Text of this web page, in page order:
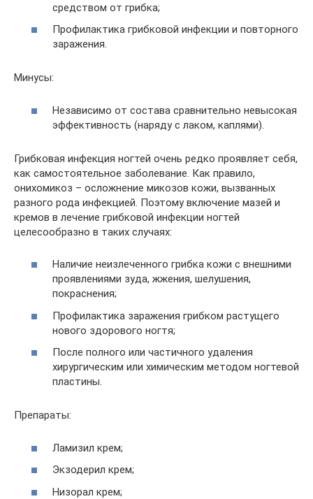
средством от грибка;
Профилактика грибковой инфекции и повторного
заражения.
Минусы:
Независимо от состава сравнительно невысокая
эффективность (наряду с лаком, каплями).
Грибковая инфекция ногтей очень редко проявляет себя,
как самостоятельное заболевание. Как правило,
онихомикоз – осложнение микозов кожи, вызванных
разного рода инфекцией. Поэтому включение мазей и
кремов в лечение грибковой инфекции ногтей
целесообразно в таких случаях:
Наличие неизлеченного грибка кожи с внешними
проявлениями зуда, жжения, шелушения,
покраснения;
Профилактика заражения грибком растущего
нового здорового ногтя;
После полного или частичного удаления
хирургическим или химическим методом ногтевой
пластины.
Препараты:
Ламизил крем;
Экзодерил крем;
Низорал крем;